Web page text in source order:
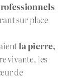
sur place
la pierre,
vivante, les
de